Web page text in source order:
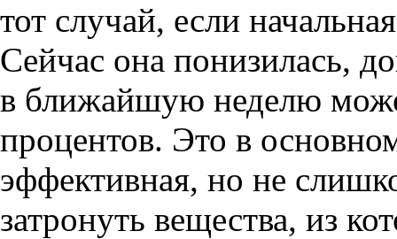
тот случай, если
Сейчас она понизилась,
в ближайшую неделю
процентов. Это в
эффективная, но не
затронуть вещества, из